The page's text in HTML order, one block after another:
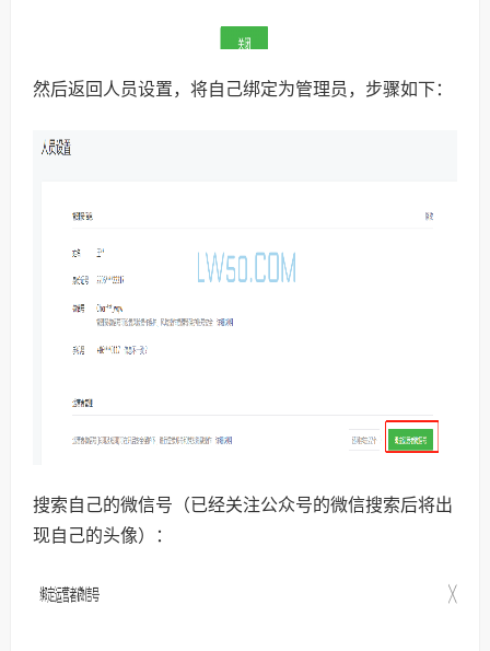
然后返回人员设置，将自己绑定为管理员，步骤如下：
搜索自己的微信号（已经关注公众号的微信搜索后将出
现自己的头像）：